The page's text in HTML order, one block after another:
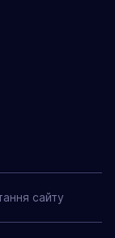
сайту